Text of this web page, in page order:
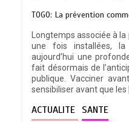
TOGO: La prévention
Longtemps associée à
une fois installées, la
aujourd’hui une
fait désormais de
publique. Vacciner
sensibiliser avant que les
ACTUALITE SANTE